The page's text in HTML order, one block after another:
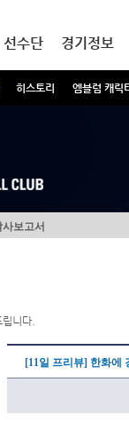
히스토리 엠블럼 캐릭
선수단 경기정보
사보고서
니다.
[11일 프리뷰] 한화에